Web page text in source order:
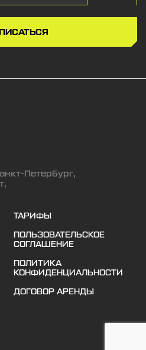
Петербург,
ТАРИФЫ
ПОЛЬЗОВАТЕЛЬСКОЕ
СОГЛАШЕНИЕ
ПОЛИТИКА
КОНФИДЕНЦИАЛЬНОСТИ
ДОГОВОР АРЕНДЫ